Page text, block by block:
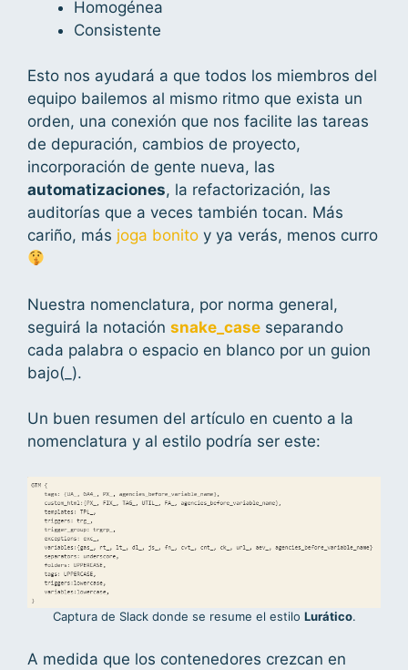
Homogénea
Consistente
Esto nos ayudará a que todos los miembros del
equipo bailemos al mismo ritmo que exista un
orden, una conexión que nos facilite las tareas
de depuración, cambios de proyecto,
incorporación de gente nueva, las
automatizaciones, la refactorización, las
auditorías que a veces también tocan. Más
cariño, más joga bonito y ya verás, menos curro
Nuestra nomenclatura, por norma general,
seguirá la notación snake_case separando
cada palabra o espacio en blanco por un guion
bajo(_).
Un buen resumen del artículo en cuento a la
nomenclatura y al estilo podría ser este:
Captura de Slack donde se resume el estilo Lurático.
A medida que los contenedores crezcan en